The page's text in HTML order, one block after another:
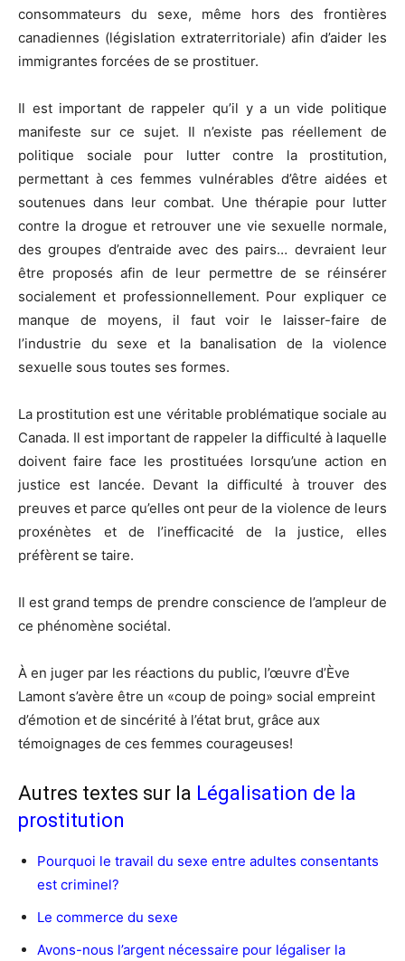
consommateurs du sexe, même hors des frontières
canadiennes (législation extraterritoriale) afin d’aider les
immigrantes forcées de se prostituer.
Il est important de rappeler qu’il y a un vide politique
manifeste sur ce sujet. Il n’existe pas réellement de
politique sociale pour lutter contre la prostitution,
permettant à ces femmes vulnérables d’être aidées et
soutenues dans leur combat. Une thérapie pour lutter
contre la drogue et retrouver une vie sexuelle normale,
des groupes d’entraide avec des pairs… devraient leur
être proposés afin de leur permettre de se réinsérer
socialement et professionnellement. Pour expliquer ce
manque de moyens, il faut voir le laisser-faire de
l’industrie du sexe et la banalisation de la violence
sexuelle sous toutes ses formes.
La prostitution est une véritable problématique sociale au
Canada. Il est important de rappeler la difficulté à laquelle
doivent faire face les prostituées lorsqu’une action en
justice est lancée. Devant la difficulté à trouver des
preuves et parce qu’elles ont peur de la violence de leurs
proxénètes et de l’inefficacité de la justice, elles
préfèrent se taire.
Il est grand temps de prendre conscience de l’ampleur de
ce phénomène sociétal.
À en juger par les réactions du public, l’œuvre d’Ève
Lamont s’avère être un «coup de poing» social empreint
d’émotion et de sincérité à l’état brut, grâce aux
témoignages de ces femmes courageuses!
Autres textes sur la Légalisation de la
prostitution
Pourquoi le travail du sexe entre adultes consentants
est criminel?
Le commerce du sexe
Avons-nous l’argent nécessaire pour légaliser la